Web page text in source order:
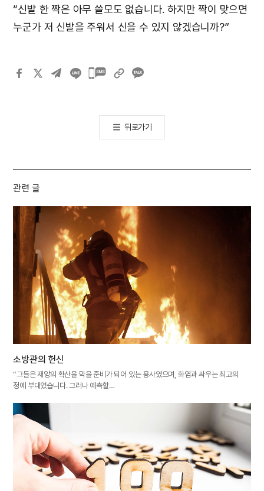
“신발 한 짝은 아무 쓸모도 없습니다. 하지만 짝이 맞으면
누군가 저 신발을 주워서 신을 수 있지 않겠습니까?”
카카오톡
뒤로가기
관련 글
소방관의 헌신
“그들은 재앙의 확산을 막을 준비가 되어 있는 용사였으며, 화염과 싸우는 최고의
정예 부대였습니다. 그러나 예측할…